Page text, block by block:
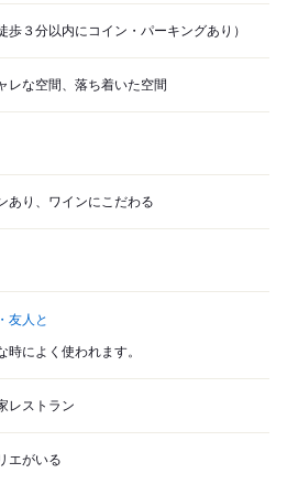
歩３分以内にコイン・パーキングあり）
レな空間、落ち着いた空間
あり、ワインにこだわる
友人と
時によく使われます。
レストラン
エがいる